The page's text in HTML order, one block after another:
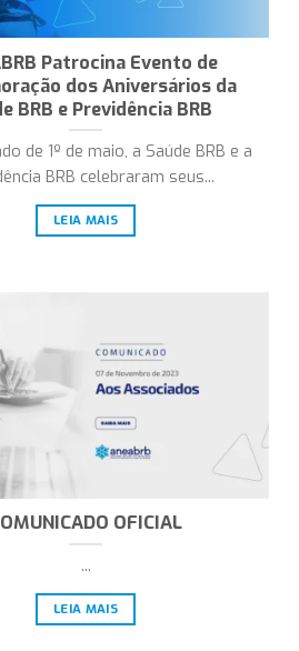
Patrocina Evento de
dos Aniversários da
BRB e Previdência BRB
de 1º de maio, a Saúde BRB e a
BRB celebraram seus...
LEIA MAIS
OFICIAL
...
LEIA MAIS